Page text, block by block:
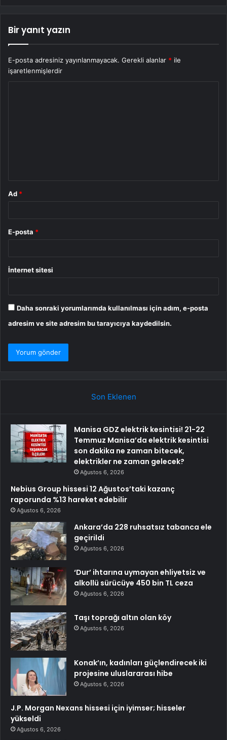
Bir yanıt yazın
E-posta adresiniz yayınlanmayacak. Gerekli alanlar * ile
işaretlenmişlerdir
Ad *
E-posta *
İnternet sitesi
Daha sonraki yorumlarımda kullanılması için adım, e-posta
adresim ve site adresim bu tarayıcıya kaydedilsin.
Son Eklenen
Manisa GDZ elektrik kesintisi! 21-22
Temmuz Manisa’da elektrik kesintisi
son dakika ne zaman bitecek,
elektrikler ne zaman gelecek?
Ağustos 6, 2026
Nebius Group hissesi 12 Ağustos’taki kazanç
raporunda %13 hareket edebilir
Ağustos 6, 2026
Ankara’da 228 ruhsatsız tabanca ele
geçirildi
Ağustos 6, 2026
‘Dur’ ihtarına uymayan ehliyetsiz ve
alkollü sürücüye 450 bin TL ceza
Ağustos 6, 2026
Taşı toprağı altın olan köy
Ağustos 6, 2026
Konak’ın, kadınları güçlendirecek iki
projesine uluslararası hibe
Ağustos 6, 2026
J.P. Morgan Nexans hissesi için iyimser; hisseler
yükseldi
Ağustos 6, 2026